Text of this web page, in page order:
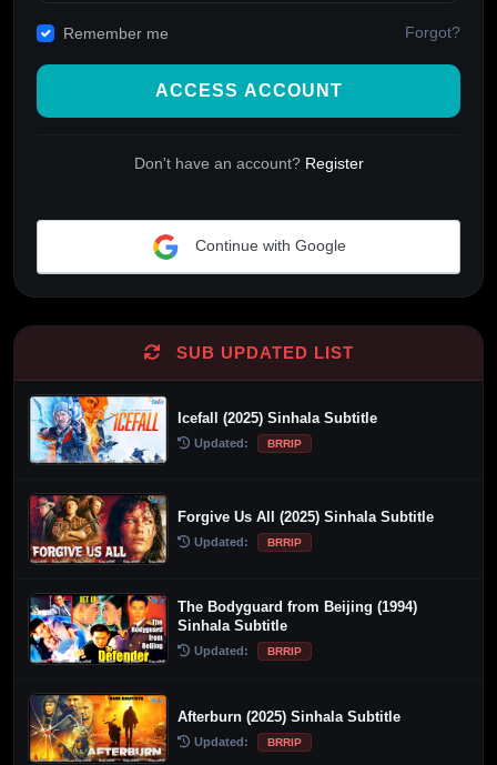
Remember me Forgot?
ACCESS ACCOUNT
Don't have an account? Register
Continue with Google
SUB UPDATED LIST
Icefall (2025) Sinhala Subtitle
Updated: BRRIP
Forgive Us All (2025) Sinhala Subtitle
Updated: BRRIP
The Bodyguard from Beijing (1994)
Sinhala Subtitle
Updated: BRRIP
Afterburn (2025) Sinhala Subtitle
Updated: BRRIP